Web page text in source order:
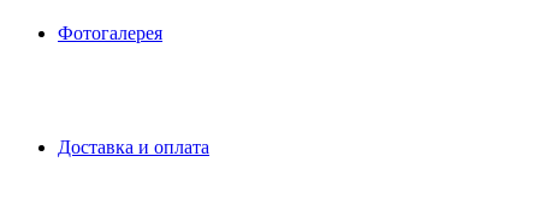
Фотогалерея
Доставка и оплата